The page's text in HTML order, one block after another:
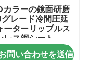
カラーの鏡面研磨
レード冷間圧延
ーターリップルス
レス鋼シート
問い合わせを送信